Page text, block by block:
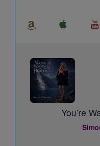
You’re